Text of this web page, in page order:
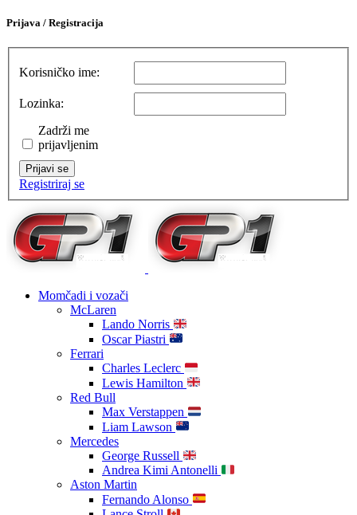
Prijava / Registracija
Korisničko ime:
Lozinka:
Zadrži me
prijavljenim
Prijavi se
Registriraj se
Momčadi i vozači
McLaren
Lando Norris
Oscar Piastri
Ferrari
Charles Leclerc
Lewis Hamilton
Red Bull
Max Verstappen
Liam Lawson
Mercedes
George Russell
Andrea Kimi Antonelli
Aston Martin
Fernando Alonso